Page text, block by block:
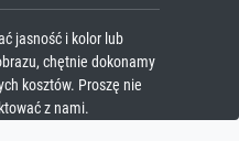
jasność i kolor lub
chętnie dokonamy
kosztów. Proszę nie
z nami.